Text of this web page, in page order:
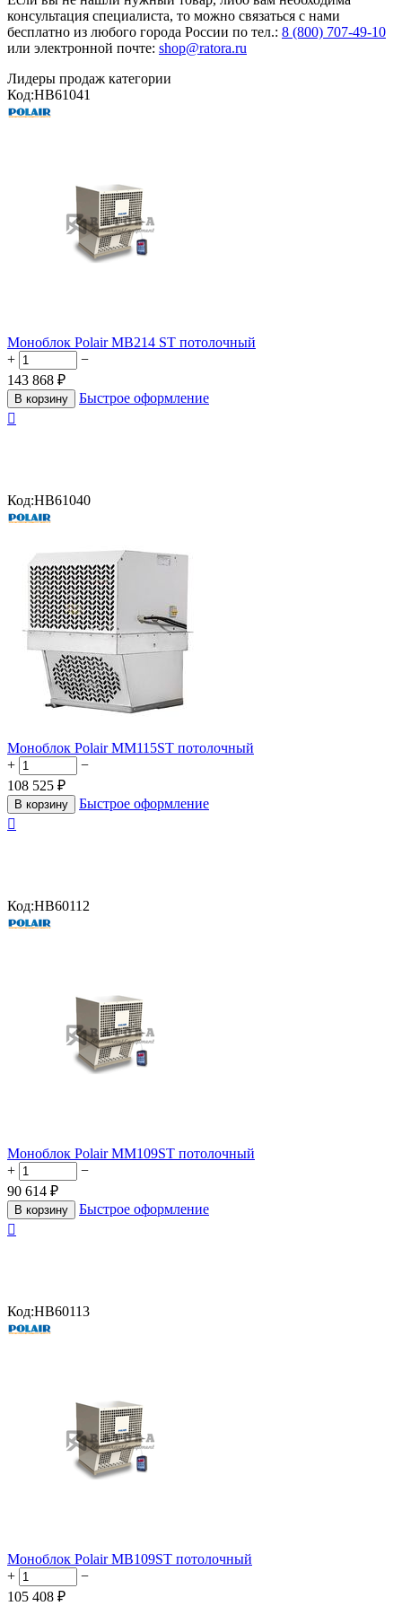
консультация специалиста, то можно связаться с нами
бесплатно из любого города России по тел.: 8 (800) 707-49-10
или электронной почте: shop@ratora.ru
Лидеры продаж категории
Код:HB61041
Моноблок Polair MB214 ST потолочный
+
−
143 868 ₽
В корзину
Быстрое оформление

Код:HB61040
Моноблок Polair MM115ST потолочный
+
−
108 525 ₽
В корзину
Быстрое оформление

Код:HB60112
Моноблок Polair MM109ST потолочный
+
−
90 614 ₽
В корзину
Быстрое оформление

Код:HB60113
Моноблок Polair MB109ST потолочный
+
−
105 408 ₽